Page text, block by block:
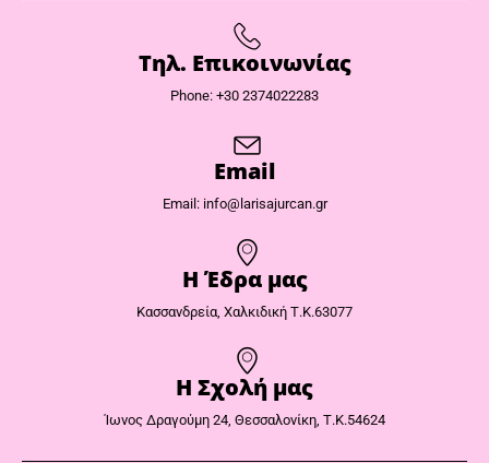
Τηλ. Επικοινωνίας
Phone: +30 2374022283
Email
Email: info@larisajurcan.gr
Η Έδρα μας​
Κασσανδρεία, Χαλκιδική Τ.Κ.63077
Η Σχολή μας
Ίωνος Δραγούμη 24, Θεσσαλονίκη, Τ.Κ.54624